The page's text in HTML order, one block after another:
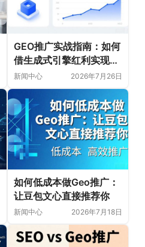
GEO推广实战指南：如何
借生成式引擎红利实现流
量爆发
新闻中心 2026年7月26日
如何低成本做Geo推广：
让豆包文心直接推荐你
新闻中心 2026年7月18日